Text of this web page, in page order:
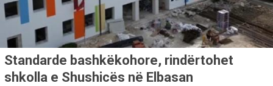
Standarde bashkëkohore, rindërtohet
shkolla e Shushicës në Elbasan